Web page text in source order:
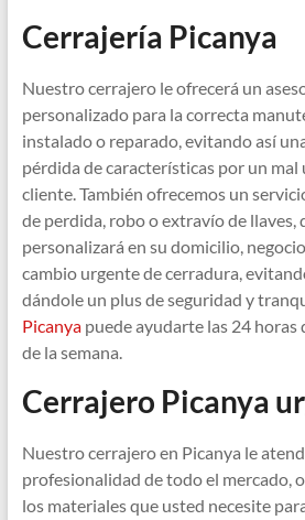
Cerrajería Picanya
Nuestro cerrajero le ofrecerá un
personalizado para la correcta
instalado o reparado, evitando así
pérdida de características por un mal
cliente. También ofrecemos un
de perdida, robo o extravío de llaves,
personalizará en su domicilio,
cambio urgente de cerradura,
dándole un plus de seguridad y
Picanya puede ayudarte las 24 horas
de la semana.
Cerrajero Picanya
Nuestro cerrajero en Picanya le
profesionalidad de todo el mercado,
los materiales que usted necesite